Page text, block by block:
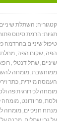
קטגוריה: השתלת שיניים
תגיות: הרמת סינוס
טיפול שיניים בהרדמה
הפה, שקום הפה,מחלת
שיניים, שתל דנטלי,
ממוחשבת,מומחה
העמסה מיידית,כתר
מומחה לכירורגית פה
ולסת,פריודונט,מומחה
מנתח חניכיים,מומחה